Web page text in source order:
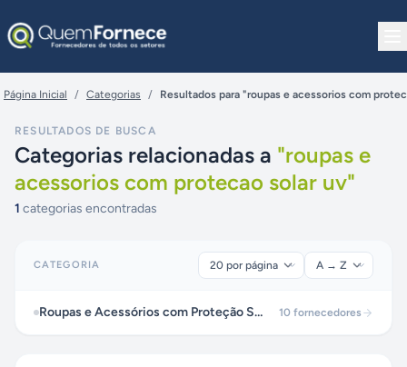
Página Inicial / Categorias / Resultados para "roupas e acessorios com
RESULTADOS DE BUSCA
Categorias relacionadas a "roupas e
acessorios com protecao solar uv"
1 categorias encontradas
CATEGORIA
Roupas e Acessórios com Proteção Solar UV 10 fornecedores